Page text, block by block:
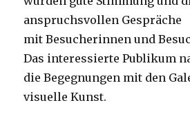
anspruchsvollen Gespräche
mit Besucherinnen und
Das interessierte Publikum
die Begegnungen mit den
visuelle Kunst.